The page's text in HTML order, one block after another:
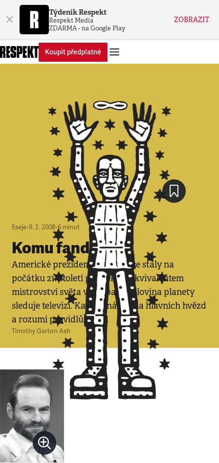
× Týdeník Respekt
Respekt Media
ZDARMA - na Google Play
ZOBRAZIT
Koupit předplatné
Eseje•9. 2. 2008•6 minut
Komu fandíte?
Americké prezidentské volby se staly na
počátku 21. století politickým ekvivalentem
mistrovství světa ve fotbale. Polovina planety
sleduje televizi. Každý zná jména hlavních hvězd
a rozumí pravidlům hry.
Timothy Garton Ash